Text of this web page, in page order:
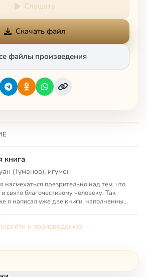
Слушать
Скачать файл
файлы произведения
книга
(Туманов), игумен
насмехаться презрительно над тем, что
свято благочестивому человеку. Так
я написал уже две книги, наполненные
к произведению